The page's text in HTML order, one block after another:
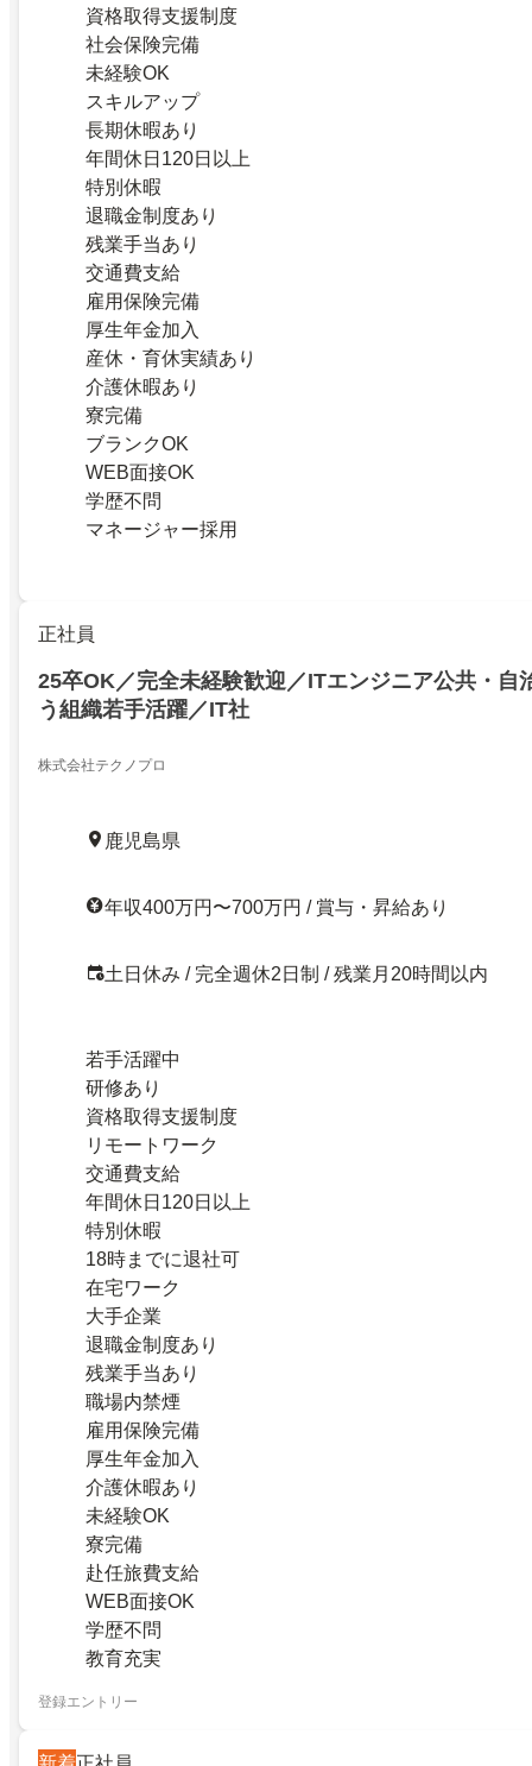
資格取得支援制度
社会保険完備
未経験OK
スキルアップ
長期休暇あり
年間休日120日以上
特別休暇
退職金制度あり
残業手当あり
交通費支給
雇用保険完備
厚生年金加入
産休・育休実績あり
介護休暇あり
寮完備
ブランクOK
WEB面接OK
学歴不問
マネージャー採用
正社員
25卒OK／完全未経験歓迎／ITエンジニア公共・自
う組織若手活躍／IT社
株式会社テクノプロ
鹿児島県
年収400万円〜700万円 / 賞与・昇給あり
土日休み / 完全週休2日制 / 残業月20時間以内
若手活躍中
研修あり
資格取得支援制度
リモートワーク
交通費支給
年間休日120日以上
特別休暇
18時までに退社可
在宅ワーク
大手企業
退職金制度あり
残業手当あり
職場内禁煙
雇用保険完備
厚生年金加入
介護休暇あり
未経験OK
寮完備
赴任旅費支給
WEB面接OK
学歴不問
教育充実
登録エントリー